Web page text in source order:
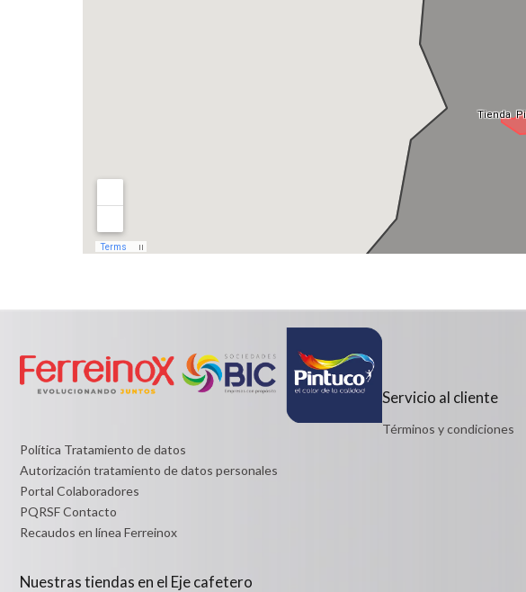
Servicio al cliente
Términos y condiciones
Política Tratamiento de datos
Autorización tratamiento de datos personales
Portal Colaboradores
PQRSF Contacto
Recaudos en línea Ferreinox
Nuestras tiendas en el Eje cafetero